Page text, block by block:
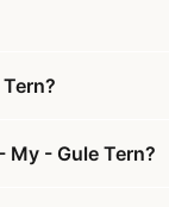
- Gule Tern?